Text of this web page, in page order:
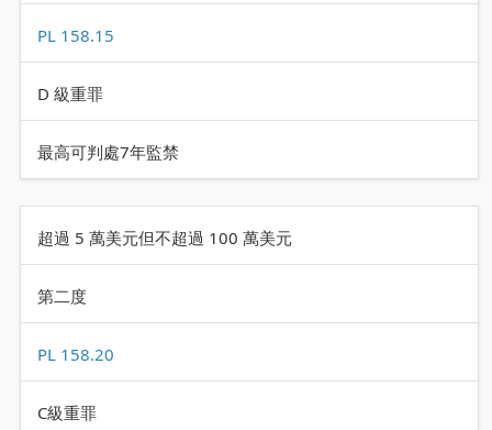
PL 158.15
D 級重罪
最高可判處7年監禁
超過 5 萬美元但不超過 100 萬美元
第二度
PL 158.20
C級重罪